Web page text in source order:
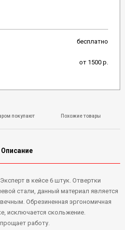
бесплатно
от 1500 р.
покупают Похожие товары
Описание
в кейсе 6 штук. Отвертки
стали, данный материал является
Обрезиненная эргономичная
исключается скольжение.
работу.